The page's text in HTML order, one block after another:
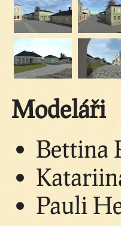
Modeláři
Bettina
Pauli